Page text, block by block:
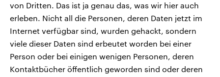
von Dritten. Das ist ja genau das, was wir hier auch
erleben. Nicht all die Personen, deren Daten jetzt im
Internet verfügbar sind, wurden gehackt, sondern
viele dieser Daten sind erbeutet worden bei einer
Person oder bei einigen wenigen Personen, deren
Kontaktbücher öffentlich geworden sind oder deren